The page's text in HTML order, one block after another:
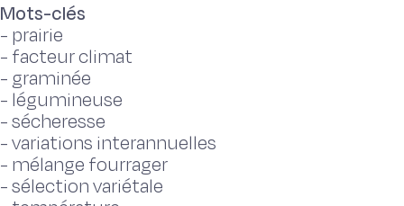
Mots-clés
- prairie
- facteur climat
- graminée
- légumineuse
-sécheresse
-variations interannuelles
- mélange fourrager
-sélection variétale